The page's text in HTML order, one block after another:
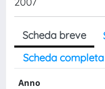
Scheda breve
Scheda
Anno